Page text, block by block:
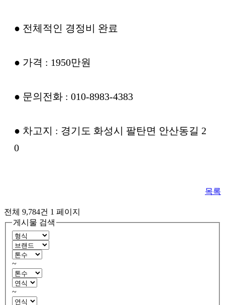
● 전체적인 경정비 완료
● 가격 : 1950만원
● 문의전화 : 010-8983-4383
● 차고지 : 경기도 화성시 팔탄면 안산동길 2
0
목록
전체 9,784건 1 페이지
게시물 검색
~
~